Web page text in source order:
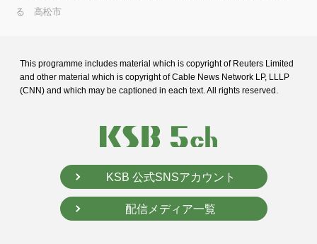
る 高松市
This programme includes material which is copyright of Reuters Limited
and other material which is copyright of Cable News Network LP, LLLP
(CNN) and which may be captioned in each text. All rights reserved.
KSB 公式SNSアカウント
配信メディア一覧